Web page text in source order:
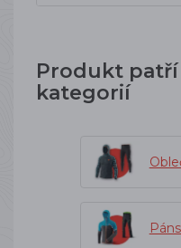
Produkt
kategorií